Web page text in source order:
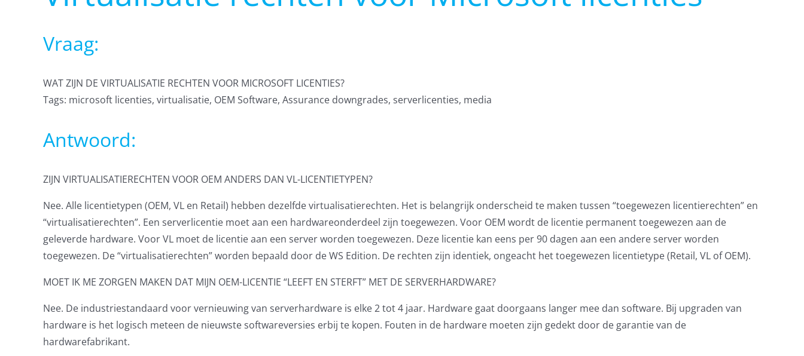
Vraag:
WAT ZIJN DE VIRTUALISATIE RECHTEN VOOR MICROSOFT LICENTIES?
Tags: microsoft licenties, virtualisatie, OEM Software, Assurance downgrades, serverlicenties, media
Antwoord:
ZIJN VIRTUALISATIERECHTEN VOOR OEM ANDERS DAN VL-LICENTIETYPEN?
Nee. Alle licentietypen (OEM, VL en Retail) hebben dezelfde virtualisatierechten. Het is belangrijk onderscheid te maken tussen “toegewezen licentierechten” en
“virtualisatierechten”. Een serverlicentie moet aan een hardwareonderdeel zijn toegewezen. Voor OEM wordt de licentie permanent toegewezen aan de
geleverde hardware. Voor VL moet de licentie aan een server worden toegewezen. Deze licentie kan eens per 90 dagen aan een andere server worden
toegewezen. De “virtualisatierechten” worden bepaald door de WS Edition. De rechten zijn identiek, ongeacht het toegewezen licentietype (Retail, VL of OEM).
MOET IK ME ZORGEN MAKEN DAT MIJN OEM-LICENTIE “LEEFT EN STERFT” MET DE SERVERHARDWARE?
Nee. De industriestandaard voor vernieuwing van serverhardware is elke 2 tot 4 jaar. Hardware gaat doorgaans langer mee dan software. Bij upgraden van
hardware is het logisch meteen de nieuwste softwareversies erbij te kopen. Fouten in de hardware moeten zijn gedekt door de garantie van de
hardwarefabrikant.